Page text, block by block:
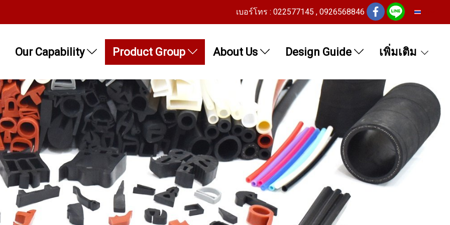
เบอร์โทร : 022577145 , 0926568846
Our Capability Product Group About Us Design Guide เพิ่มเติม